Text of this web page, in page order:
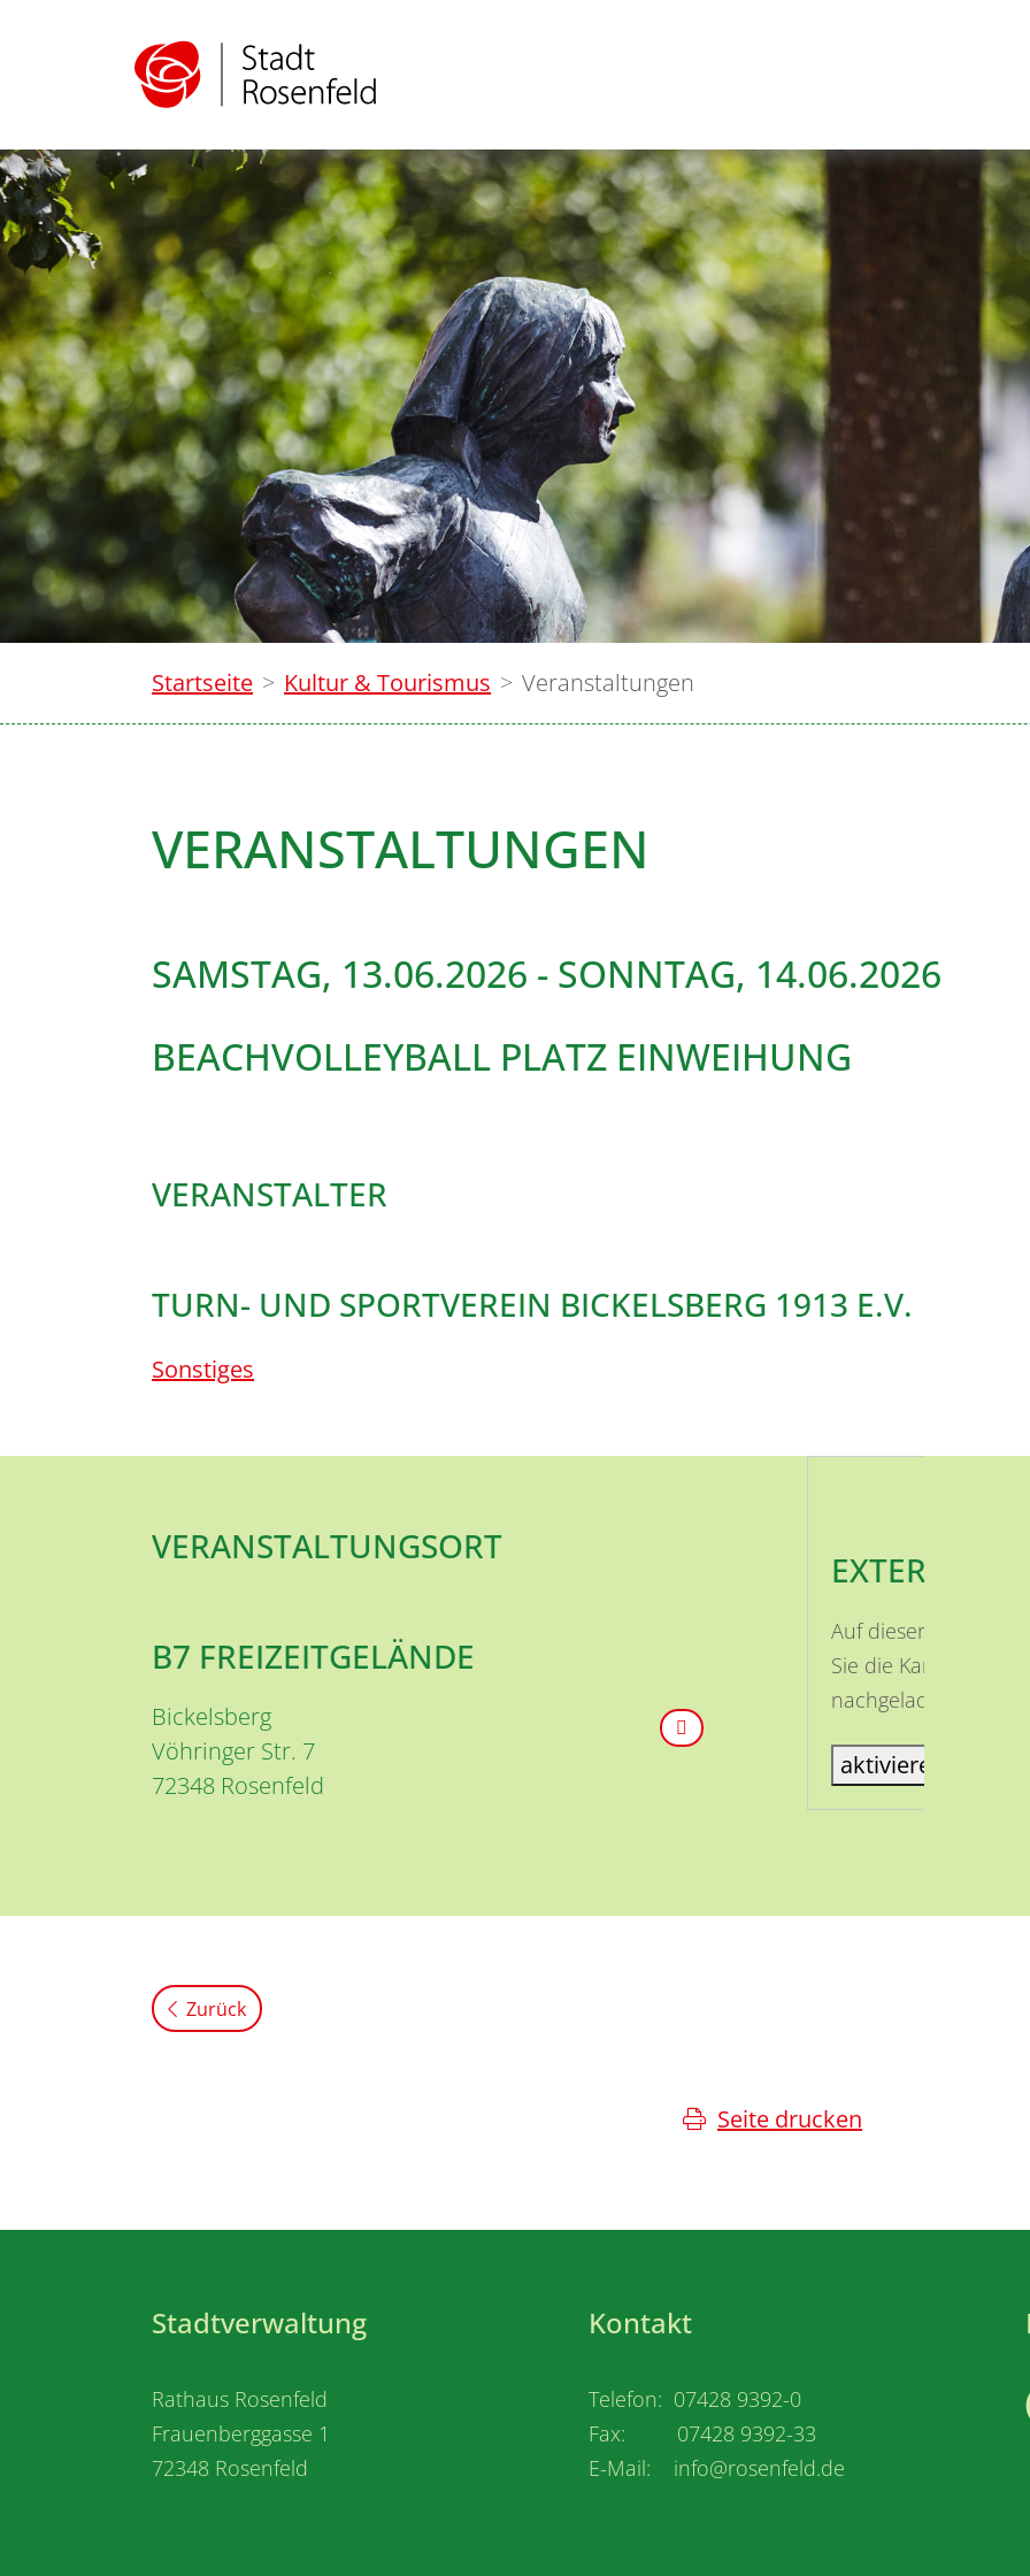
Startseite Kultur & Tourismus Veranstaltungen
VERANSTALTUNGEN
SAMSTAG, 13.06.2026 - SONNTAG, 14.06.2026
BEACHVOLLEYBALL PLATZ EINWEIHUNG
VERANSTALTER
TURN- UND SPORTVEREIN BICKELSBERG 1913 E.V.
Sonstiges
VERANSTALTUNGSORT
B7 FREIZEITGELÄNDE
Bickelsberg
Vöhringer Str. 7
72348 Rosenfeld
EXTERNE
Auf dieser Seite ist
Sie die Karte
nachgeladen.
aktiviere Karte
Zurück
Seite drucken
Stadtverwaltung
Rathaus Rosenfeld
Frauenberggasse 1
72348 Rosenfeld
Kontakt
Telefon: 07428 9392-0
Fax: 07428 9392-33
E-Mail: info@rosenfeld.de